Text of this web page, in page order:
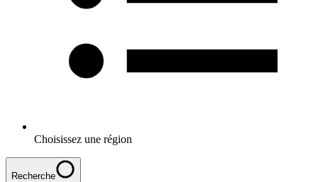
Choisissez une région
Recherche